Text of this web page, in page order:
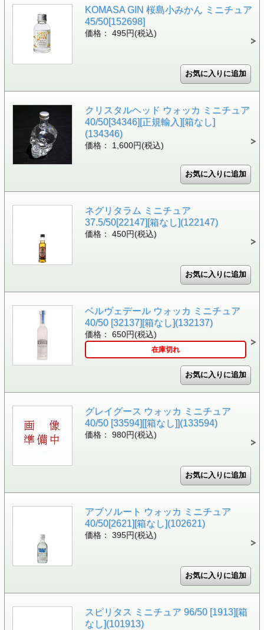
KOMASA GIN 桜島小みかん ミニチュア
45/50[152698]
価格： 495円(税込)
クリスタルヘッド ウォッカ ミニチュア
40/50[34346][正規輸入][箱なし]
(134346)
価格： 1,600円(税込)
ネグリタラム ミニチュア
37.5/50[22147][箱なし](122147)
価格： 450円(税込)
ベルヴェデール ウォッカ ミニチュア
40/50 [32137][箱なし](132137)
価格： 650円(税込)
在庫切れ
グレイグース ウォッカ ミニチュア
40/50 [33594][[箱なし]](133594)
価格： 980円(税込)
アブソルート ウォッカ ミニチュア
40/50[2621][箱なし](102621)
価格： 395円(税込)
スピリタス ミニチュア 96/50 [1913][箱
なし](101913)